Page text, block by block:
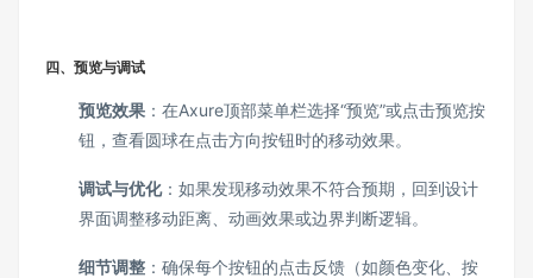
四、预览与调试
预览效果 ：在Axure顶部菜单栏选择“预览”或点击预览按
钮，查看圆球在点击方向按钮时的移动效果。
调试与优化：如果发现移动效果不符合预期，回到设计
界面调整移动距离、动画效果或边界判断逻辑。
细节调整 ：确保每个按钮的点击反馈（如颜色变化、按